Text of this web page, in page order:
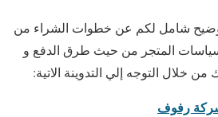
شامل لكم عن خطوات الشراء من
المتجر من حيث طرق الدفع و
خلال التوجه إلي التدوينة الاتية:
رفوف